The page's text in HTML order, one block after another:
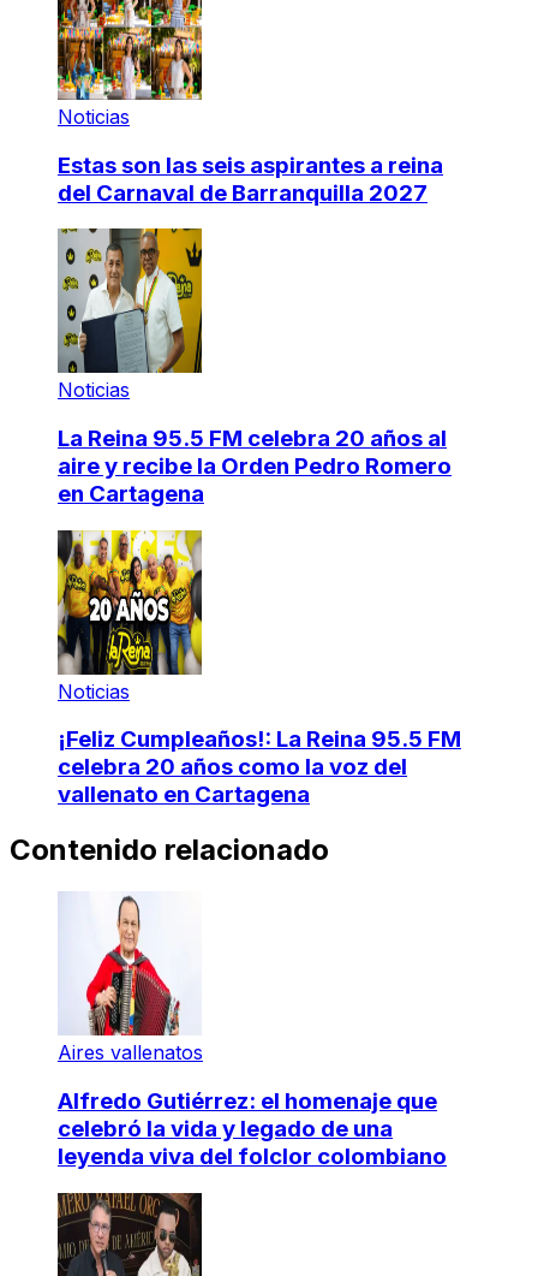
Noticias
Estas son las seis aspirantes a reina
del Carnaval de Barranquilla 2027
Noticias
La Reina 95.5 FM celebra 20 años al
aire y recibe la Orden Pedro Romero
en Cartagena
Noticias
¡Feliz Cumpleaños!: La Reina 95.5 FM
celebra 20 años como la voz del
vallenato en Cartagena
Contenido relacionado
Aires vallenatos
Alfredo Gutiérrez: el homenaje que
celebró la vida y legado de una
leyenda viva del folclor colombiano